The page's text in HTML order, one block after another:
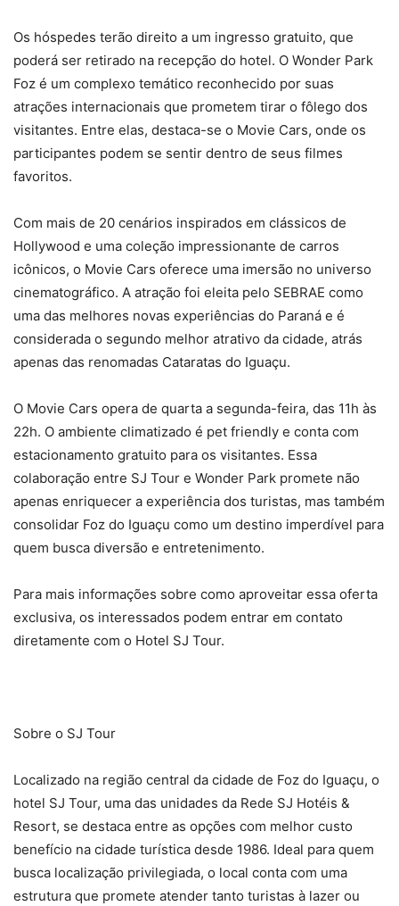
Os hóspedes terão direito a um ingresso gratuito, que
poderá ser retirado na recepção do hotel. O Wonder Park
Foz é um complexo temático reconhecido por suas
atrações internacionais que prometem tirar o fôlego dos
visitantes. Entre elas, destaca-se o Movie Cars, onde os
participantes podem se sentir dentro de seus filmes
favoritos.
Com mais de 20 cenários inspirados em clássicos de
Hollywood e uma coleção impressionante de carros
icônicos, o Movie Cars oferece uma imersão no universo
cinematográfico. A atração foi eleita pelo SEBRAE como
uma das melhores novas experiências do Paraná e é
considerada o segundo melhor atrativo da cidade, atrás
apenas das renomadas Cataratas do Iguaçu.
O Movie Cars opera de quarta a segunda-feira, das 11h às
22h. O ambiente climatizado é pet friendly e conta com
estacionamento gratuito para os visitantes. Essa
colaboração entre SJ Tour e Wonder Park promete não
apenas enriquecer a experiência dos turistas, mas também
consolidar Foz do Iguaçu como um destino imperdível para
quem busca diversão e entretenimento.
Para mais informações sobre como aproveitar essa oferta
exclusiva, os interessados podem entrar em contato
diretamente com o Hotel SJ Tour.
Sobre o SJ Tour
Localizado na região central da cidade de Foz do Iguaçu, o
hotel SJ Tour, uma das unidades da Rede SJ Hotéis &
Resort, se destaca entre as opções com melhor custo
benefício na cidade turística desde 1986. Ideal para quem
busca localização privilegiada, o local conta com uma
estrutura que promete atender tanto turistas à lazer ou